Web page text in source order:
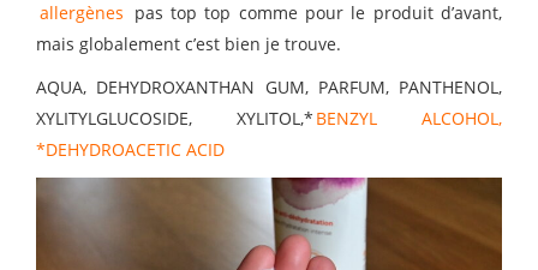
allergènes pas top top comme pour le produit d’avant,
mais globalement c’est bien je trouve.
AQUA, DEHYDROXANTHAN GUM, PARFUM, PANTHENOL,
XYLITYLGLUCOSIDE, XYLITOL,* BENZYL ALCOHOL,
*DEHYDROACETIC ACID